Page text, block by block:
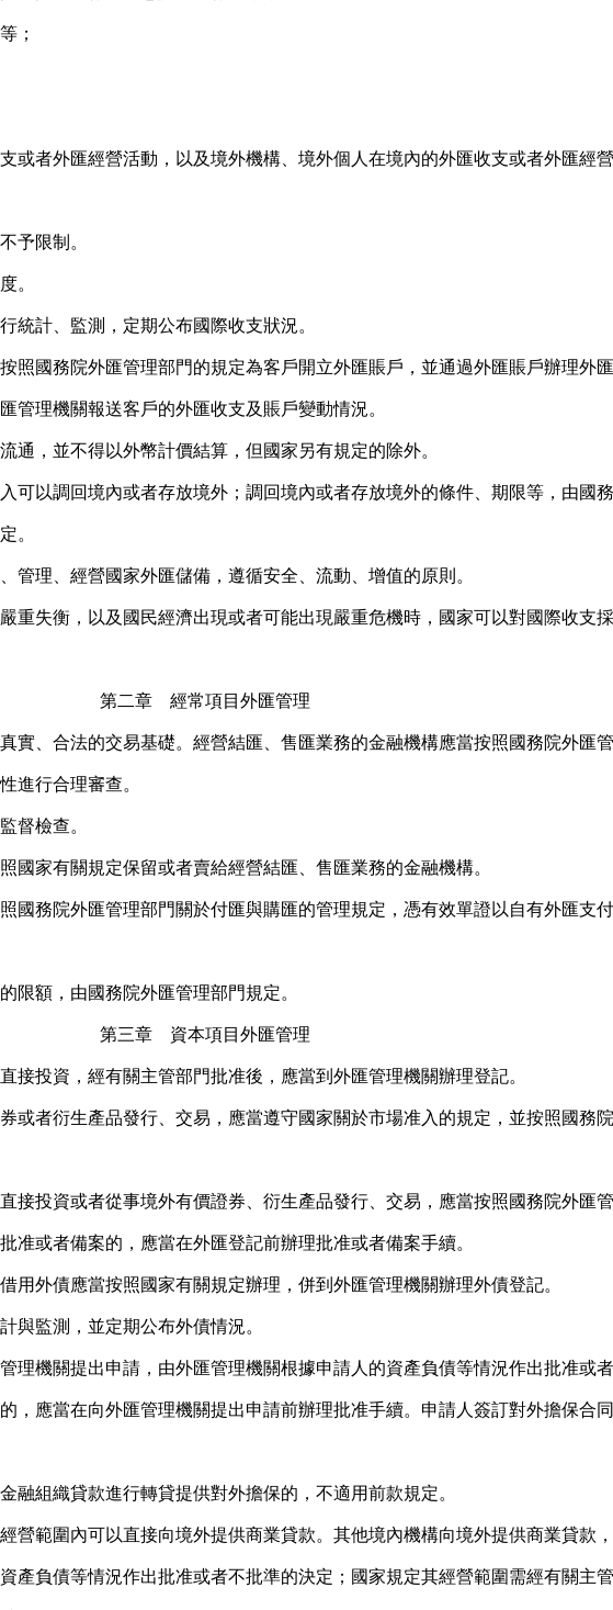
；
外匯經營活動，以及境外機構、境外個人在境內的外匯收支或者外匯經
限制。
。
計、監測，定期公布國際收支狀況。
務院外匯管理部門的規定為客戶開立外匯賬戶，並通過外匯賬戶辦理外匯
理機關報送客戶的外匯收支及賬戶變動情況。
並不得以外幣計價結算，但國家另有規定的除外。
調回境內或者存放境外；調回境內或者存放境外的條件、期限等，由國
。
、經營國家外匯儲備，遵循安全、流動、增值的原則。
衡，以及國民經濟出現或者可能出現嚴重危機時，國家可以對國際收支採
第二章 經常項目外匯管理
合法的交易基礎。經營結匯、售匯業務的金融機構應當按照國務院外匯管
進行合理審查。
督檢查。
有關規定保留或者賣給經營結匯、售匯業務的金融機構。
院外匯管理部門關於付匯與購匯的管理規定，憑有效單證以自有外匯支
額，由國務院外匯管理部門規定。
第三章 資本項目外匯管理
資，經有關主管部門批准後，應當到外匯管理機關辦理登記。
者衍生產品發行、交易，應當遵守國家關於市場准入的規定，並按照國務
資或者從事境外有價證券、衍生產品發行、交易，應當按照國務院外匯
准或者備案的，應當在外匯登記前辦理批准或者備案手續。
債應當按照國家有關規定辦理，併到外匯管理機關辦理外債登記。
監測，並定期公布外債情況。
關提出申請，由外匯管理機關根據申請人的資產負債等情況作出批准或者
，應當在向外匯管理機關提出申請前辦理批准手續。申請人簽訂對外擔保合
組織貸款進行轉貸提供對外擔保的，不適用前款規定。
圍內可以直接向境外提供商業貸款。其他境內機構向境外提供商業貸款
產負債等情況作出批准或者不批準的決定；國家規定其經營範圍需經有關主